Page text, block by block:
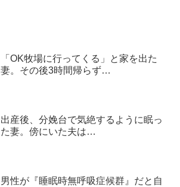
「OK牧場に行ってくる」と家を出た
妻。その後3時間帰らず…
出産後、分娩台で気絶するように眠っ
た妻。傍にいた夫は…
男性が『睡眠時無呼吸症候群』だと自